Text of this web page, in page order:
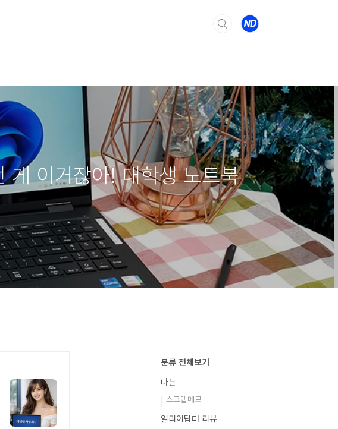
이거잖아! 대학생 노트북
분류 전체보기
나는
스크랩메모
얼리어답터 리뷰